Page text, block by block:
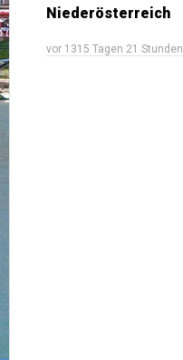
Niederösterreich
vor 1315 Tagen 21 Stunden